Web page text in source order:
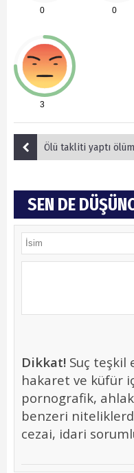
0 0
3
Ölü takliti yaptı
SEN DE
Dikkat! Suç teşkil
hakaret ve küfür
pornografik,
benzeri
cezai, idari